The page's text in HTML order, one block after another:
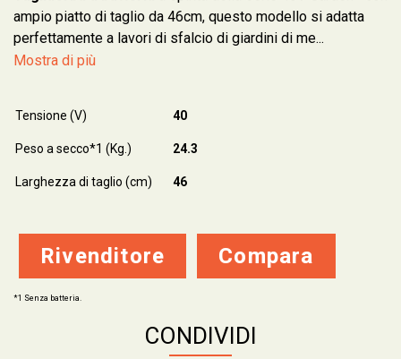
ampio piatto di taglio da 46cm, questo modello si adatta
perfettamente a lavori di sfalcio di giardini di me...
Mostra di più
Tensione (V) 40
Peso a secco*1 (Kg.) 24.3
Larghezza di taglio (cm) 46
Rivenditore Compara
*1 Senza batteria.
CONDIVIDI